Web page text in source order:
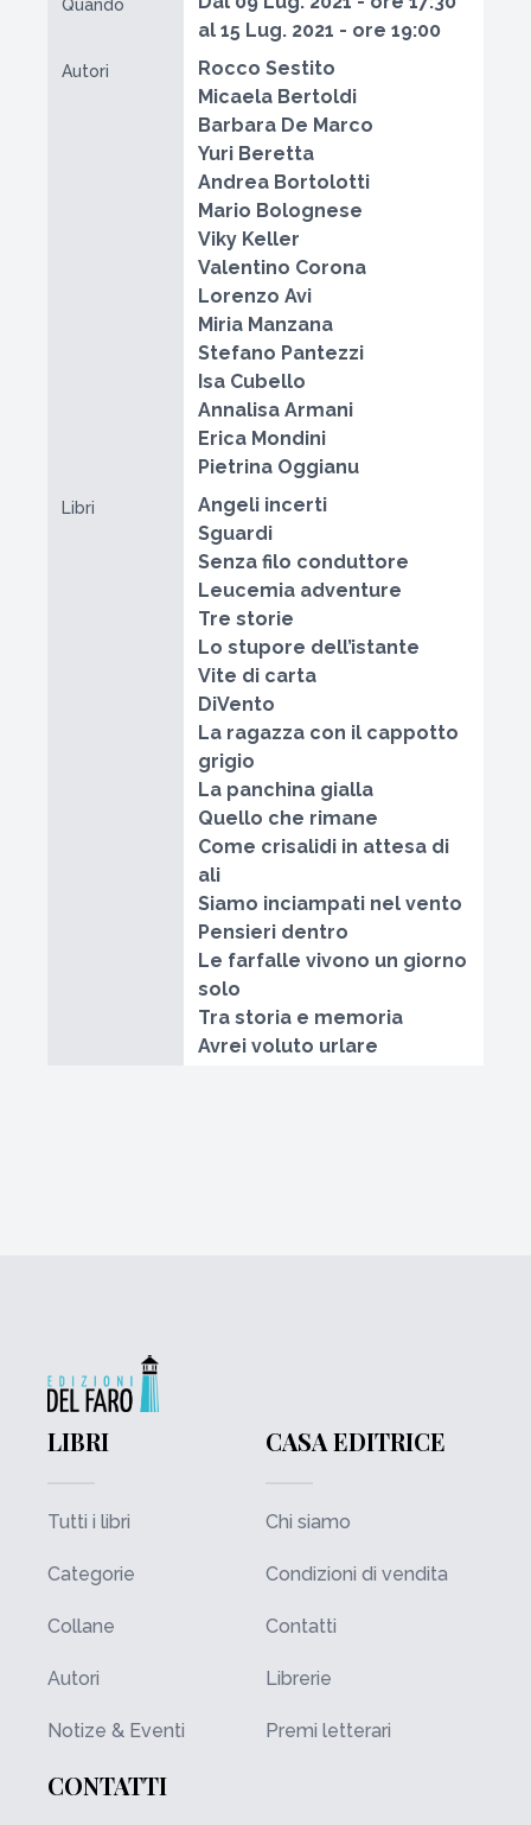
Quando
al 15 Lug. 2021 - ore 19:00
Autori
Rocco Sestito
Micaela Bertoldi
Barbara De Marco
Yuri Beretta
Andrea Bortolotti
Mario Bolognese
Viky Keller
Valentino Corona
Lorenzo Avi
Miria Manzana
Stefano Pantezzi
Isa Cubello
Annalisa Armani
Erica Mondini
Pietrina Oggianu
Libri
Angeli incerti
Sguardi
Senza filo conduttore
Leucemia adventure
Tre storie
Lo stupore dell’istante
Vite di carta
DiVento
La ragazza con il cappotto
grigio
La panchina gialla
Quello che rimane
Come crisalidi in attesa di
ali
Siamo inciampati nel vento
Pensieri dentro
Le farfalle vivono un giorno
solo
Tra storia e memoria
Avrei voluto urlare
LIBRI
Tutti i libri
Categorie
Collane
Autori
Notize & Eventi
CASA EDITRICE
Chi siamo
Condizioni di vendita
Contatti
Librerie
Premi letterari
CONTATTI